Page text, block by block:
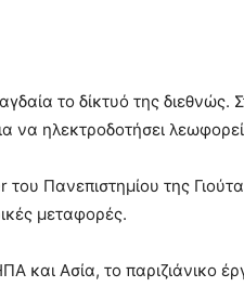
το δίκτυό της
να ηλεκτροδοτήσει
του Πανεπιστημίου της
μεταφορές.
και Ασία, το παριζιάνικο